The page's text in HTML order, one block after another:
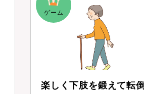
楽しく下肢を鍛えて転倒